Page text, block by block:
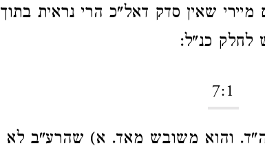
שאין סדק דאל"כ הרי נראית בתוך
לחלק כנ"ל:
7:1
והוא משובש מאד. א) שהרע"ב לא